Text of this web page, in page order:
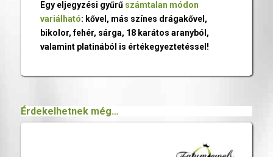
Egy eljegyzési gyűrű számtalan módon
variálható: kővel, más színes drágakővel,
bikolor, fehér, sárga, 18 karátos aranyból,
valamint platinából is értékegyeztetéssel!
Érdekelhetnek még…